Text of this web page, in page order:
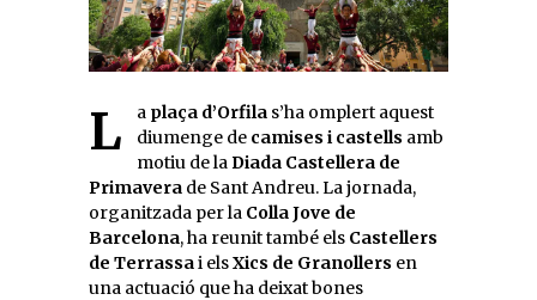
La plaça d’Orfila s’ha omplert aquest
diumenge de camises i castells amb
motiu de laDiada Castellera de
Primavera de Sant Andreu. La jornada,
organitzada per la Colla Jove de
Barcelona, ha reunit també els Castellers
de Terrassai elsXics de Granollers en
una actuació que ha deixat bones